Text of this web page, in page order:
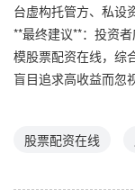
台虚构托管方、私设
**最终建议**：投资
模股票配资在线，综
盲目追求高收益而忽
股票配资在线